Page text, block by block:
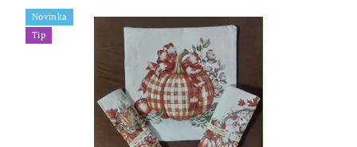
Novinka
Tip